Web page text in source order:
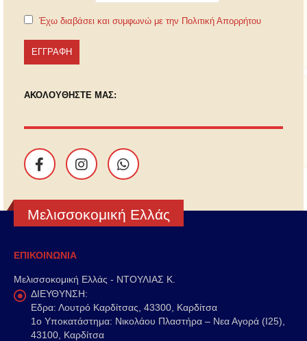
Έχω διαβάσει και συμφωνώ με την Πολιτική Απορρήτου
ΑΚΟΛΟΥΘΗΣΤΕ ΜΑΣ:
Μελισσοκομική Ελλάς
ΕΠΙΚΟΙΝΩΝΙΑ
Μελισσοκομική Ελλάς - ΝΤΟΥΛΙΑΣ Κ.
ΔΙΕΥΘΥΝΣΗ:
Εδρα: Λουτρό Καρδίτσας, 43300, Καρδίτσα
1o Υποκατάστημα: Νικολάου Πλαστήρα – Νεα Αγορά (Ι25),
43100, Καρδίτσα